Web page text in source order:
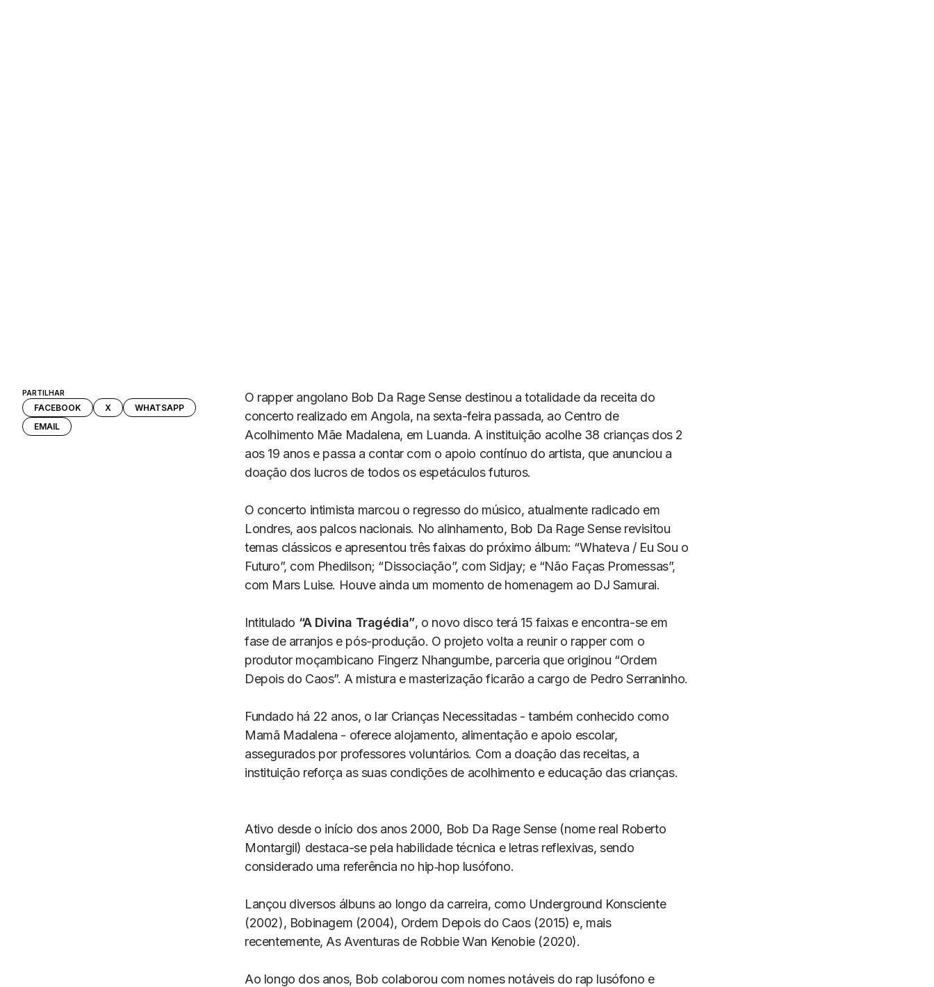
PARTILHAR
FACEBOOK X
WHATSAPP
EMAIL
O rapper angolano Bob Da Rage Sense destinou a totalidade da receita do
concerto realizado em Angola, na sexta-feira passada, ao Centro de
Acolhimento Mãe Madalena, em Luanda. A instituição acolhe 38 crianças dos 2
aos 19 anos e passa a contar com o apoio contínuo do artista, que anunciou a
doação dos lucros de todos os espetáculos futuros.
O concerto intimista marcou o regresso do músico, atualmente radicado em
Londres, aos palcos nacionais. No alinhamento, Bob Da Rage Sense revisitou
temas clássicos e apresentou três faixas do próximo álbum: “Whateva / Eu Sou o
Futuro”, com Phedilson; “Dissociação”, com Sidjay; e “Não Faças Promessas”,
com Mars Luise. Houve ainda um momento de homenagem ao DJ Samurai.
Intitulado “A Divina Tragédia”, o novo disco terá 15 faixas e encontra-se em
fase de arranjos e pós-produção. O projeto volta a reunir o rapper com o
produtor moçambicano Fingerz Nhangumbe, parceria que originou “Ordem
Depois do Caos”. A mistura e masterização ficarão a cargo de Pedro Serraninho.
Fundado há 22 anos, o lar Crianças Necessitadas - também conhecido como
Mamã Madalena - oferece alojamento, alimentação e apoio escolar,
assegurados por professores voluntários. Com a doação das receitas, a
instituição reforça as suas condições de acolhimento e educação das crianças.
Ativo desde o início dos anos 2000, Bob Da Rage Sense (nome real Roberto
Montargil) destaca-se pela habilidade técnica e letras reflexivas, sendo
considerado uma referência no hip‑hop lusófono.
Lançou diversos álbuns ao longo da carreira, como Underground Konsciente
(2002), Bobinagem (2004), Ordem Depois do Caos (2015) e, mais
recentemente, As Aventuras de Robbie Wan Kenobie (2020).
Ao longo dos anos, Bob colaborou com nomes notáveis do rap lusófono e